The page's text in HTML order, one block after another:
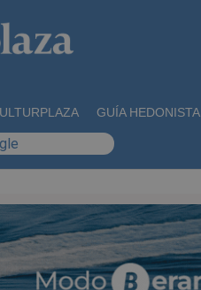
GUÍA HEDONISTA